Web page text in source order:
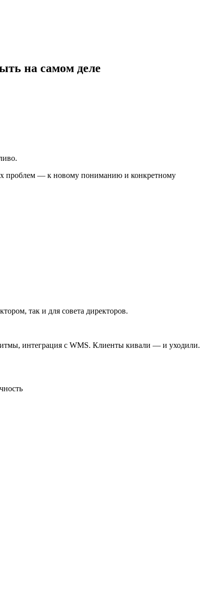
на самом деле
проблем — к новому пониманию и конкретному
так и для совета директоров.
интеграция с WMS. Клиенты кивали — и уходили.